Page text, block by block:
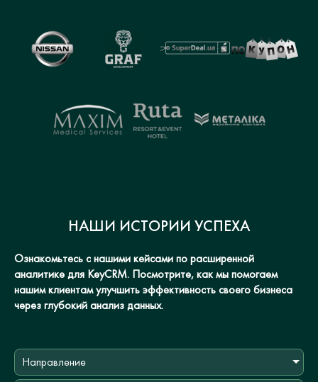
НАШИ ИСТОРИИ УСПЕХА
Ознакомьтесь с нашими кейсами по расширенной
аналитике для KeyCRM. Посмотрите, как мы помогаем
нашим клиентам улучшить эффективность своего бизнеса
через глубокий анализ данных.
Направление